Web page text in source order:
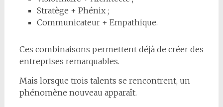
Stratège + Phénix ;
Communicateur + Empathique.
Ces combinaisons permettent déjà de créer des
entreprises remarquables.
Mais lorsque trois talents se rencontrent, un
phénomène nouveau apparaît.